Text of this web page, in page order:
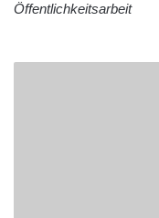
Öffentlichkeitsarbeit